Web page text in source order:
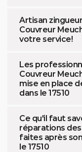
Artisan
Couvreur
votre service!
Les
Couvreur
mise en place
dans le 17510
Ce qu'il faut
réparations
faites après
le 17510